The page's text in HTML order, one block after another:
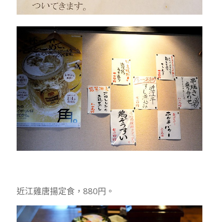
近江雞唐揚定食，880円。